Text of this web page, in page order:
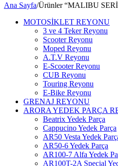
Ana Sayfa/Ürünler “MALIBU
MOTOSİKLET REYONU
3 ve 4 Teker Reyonu
Scooter Reyonu
Moped Reyonu
A.T.V Reyonu
E-Scooter Reyonu
CUB Reyonu
Touring Reyonu
E-Bike Reyonu
GRENAJ REYONU
ARORA YEDEK PARÇA
Beatrix Yedek Parça
Cappucino Yedek Parça
AR50 Vesta Yedek
AR50-6 Yedek Parça
AR100-7 Alfa Yedek
AR100T-2A Special